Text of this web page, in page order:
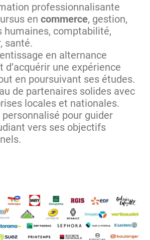
professionnalisante
en commerce, gestion,
humaines, comptabilité,
santé.
en alternance
d’acquérir une expérience
en poursuivant ses études.
de partenaires solides avec
locales et nationales.
personnalisé pour guider
vers ses objectifs